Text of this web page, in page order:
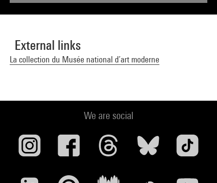
External links
La collection du Musée national d’art moderne
We are social